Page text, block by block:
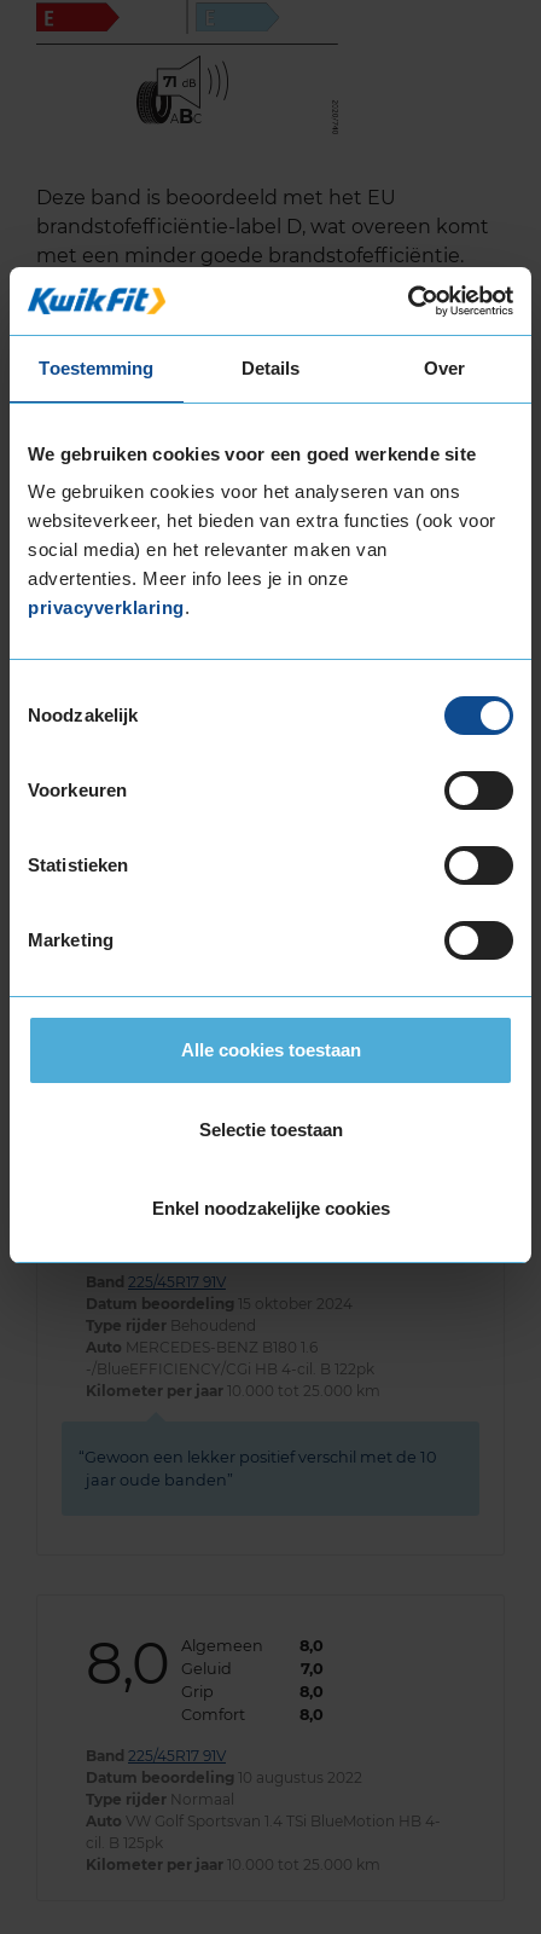
Toestemming Details Over
We gebruiken cookies voor een goed werkende site
We gebruiken cookies voor het analyseren van ons
websiteverkeer, het bieden van extra functies (ook voor
social media) en het relevanter maken van
advertenties. Meer info lees je in onze
privacyverklaring.
Noodzakelijk
Voorkeuren
Statistieken
Marketing
Alle cookies toestaan
Selectie toestaan
Enkel noodzakelijke cookies
71
ABC
Deze band is beoordeeld met het EU
brandstofefficiëntie-label D, wat overeen komt
met een minder goede brandstofefficiëntie.
In de categorie grip op nat wegdek is deze band
gewaardeerd met een B-label, wat betekent dat
deze band zeer goede grip heeft bij natte
weersomstandigheden.
De band heeft een extern rolgeluid van 71 dB
met B-notering, wat betekent dat deze band
een normale geluidsproductie heeft.
Wil je nog meer informatie over het
bandenlabel van deze band, klik dan
9,0
Type rijderNormaal
Auto OPEL Astra 1.4 ECOTEC CM 4-cil. B 150pk
Kilometer per jaar50.000 km of meer
9,0
Grip
9,0
Band 225/45R17 91V
Datum beoordeling 15 oktober 2024
Type rijder Behoudend
Auto MERCEDES-BENZ B180 1.6
-/BlueEFFICIENCY/CGi HB 4-cil. B 122pk
Kilometer per jaar 10.000 tot 25.000 km
Gewoon een lekker positief verschil met de 10
jaar oude banden
8,0 Algemeen
8,0
Geluid
7,0
Grip
8,0
Comfort
8,0
Band 225/45R17 91V
Datum beoordeling 10 augustus 2022
Type rijder Normaal
Auto VW Golf Sportsvan 1.4 TSi BlueMotion HB 4-
cil. B 125pk
Kilometer per jaar 10.000 tot 25.000 km